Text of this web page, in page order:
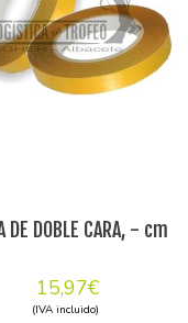
DE DOBLE CARA, - cm
15,97€
(IVA incluido)